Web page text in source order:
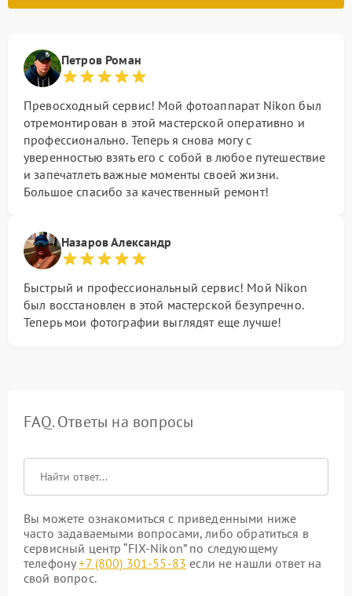
Петров Роман
Превосходный сервис! Мой фотоаппарат Nikon был
отремонтирован в этой мастерской оперативно и
профессионально. Теперь я снова могу с
уверенностью взять его с собой в любое путешествие
и запечатлеть важные моменты своей жизни.
Большое спасибо за качественный ремонт!
Назаров Александр
Быстрый и профессиональный сервис! Мой Nikon
был восстановлен в этой мастерской безупречно.
Теперь мои фотографии выглядят еще лучше!
FAQ. Ответы на вопросы
Вы можете ознакомиться с приведенными ниже
часто задаваемыми вопросами, либо обратиться в
сервисный центр “FIX-Nikon” по следующему
телефону+7 (800) 301-55-83 если не нашли ответ на
свой вопрос.